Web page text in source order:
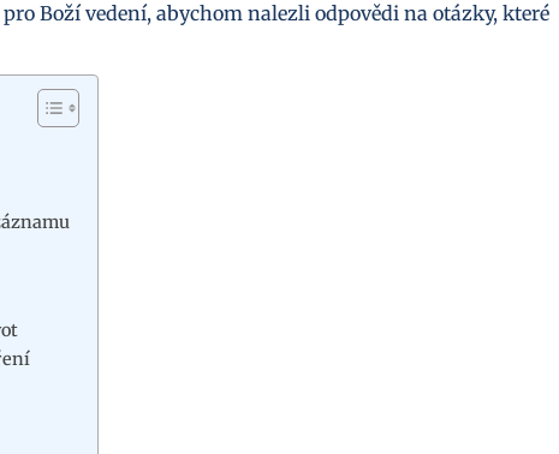
Boží vedení, abychom nalezli odpovědi na otázky, které